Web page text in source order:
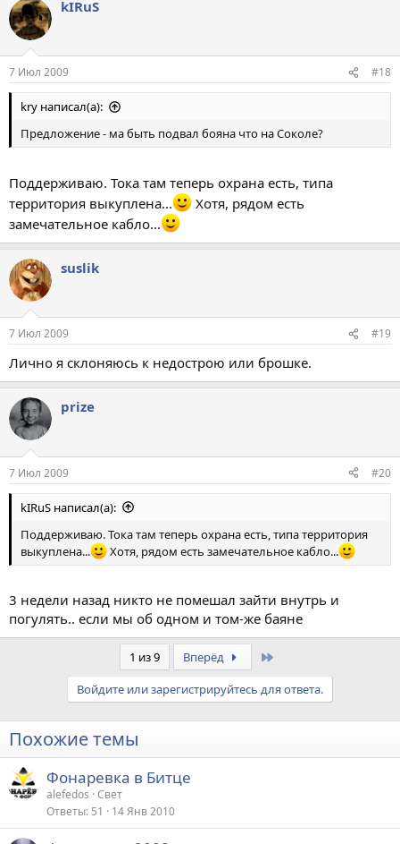
kIRuS
7 Июл 2009 #18
kry написал(а):
Предложение - ма быть подвал бояна что на Соколе?
Поддерживаю. Тока там теперь охрана есть, типа
территория выкуплена...
Хотя, рядом есть
замечательное кабло...
suslik
7 Июл 2009 #19
Лично я склоняюсь к недострою или брошке.
prize
7 Июл 2009 #20
kIRuS написал(а):
Поддерживаю. Тока там теперь охрана есть, типа территория
выкуплена...
Хотя, рядом есть замечательное кабло...
3 недели назад никто не помешал зайти внутрь и
погулять.. если мы об одном и том-же баяне
1 из 9 Вперёд
Войдите или зарегистрируйтесь для ответа.
Похожие темы
Фонаревка в Битце
alefedos Свет
Ответы 51 14 Янв 2010